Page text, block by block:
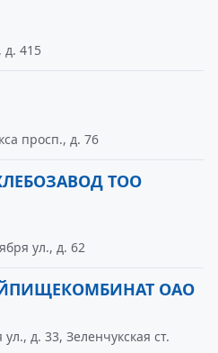
д. 415
просп., д. 76
ТОО
ул., д. 62
ОАО
д. 33, Зеленчукская ст.